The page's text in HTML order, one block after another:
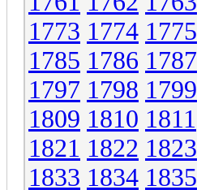
1773 1774 1775
1785 1786 1787
1797 1798 1799
1809 1810 1811
1821 1822 1823
1833 1834 1835